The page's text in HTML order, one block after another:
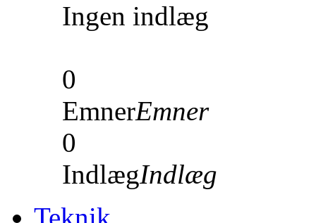
Ingen indlæg
0
EmnerEmner
0
IndlægIndlæg